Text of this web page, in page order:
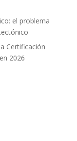
el problema
Certificación
2026